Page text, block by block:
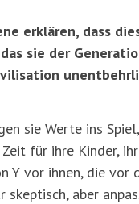
erklären, dass
sie der
sie Werte ins
für ihre Kinder,
Y vor ihnen, die
skeptisch, aber